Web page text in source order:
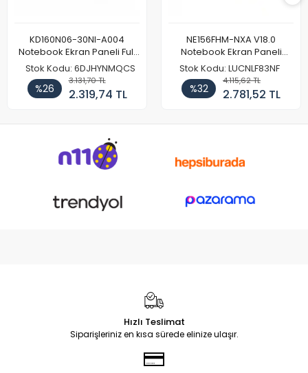
KD160N06-30NI-A004
Notebook Ekran Paneli Full
HD
Stok Kodu: 6DJHYNMQCS
%26
3.131,70 TL
2.319,74 TL
NE156FHM-NXA V18.0
Notebook Ekran Paneli
144Hz
Stok Kodu: LUCNLF83NF
%32
4.115,62 TL
2.781,52 TL
Hızlı Teslimat
Siparişleriniz en kısa sürede elinize ulaşır.